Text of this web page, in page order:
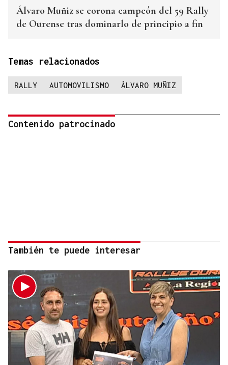
Álvaro Muñiz se corona campeón del 59 Rally
de Ourense tras dominarlo de principio a fin
Temas relacionados
RALLY AUTOMOVILISMO ÁLVARO MUÑIZ
Contenido patrocinado
También te puede interesar